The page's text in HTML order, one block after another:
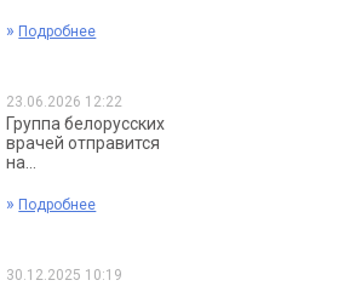
» Подробнее
23.06.2026 12:22
Группа белорусских
врачей отправится
на...
» Подробнее
30.12.2025 10:19